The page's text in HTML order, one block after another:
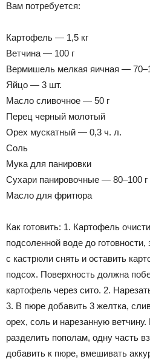
Вам потребуется:
Картофель — 1,5 кг
Ветчина — 100 г
Вермишель мелкая яичная —
Яйцо — 3 шт.
Масло сливочное — 50 г
Перец черный молотый
Орех мускатный — 0,3 ч. л.
Соль
Мука для панировки
Сухари панировочные — 80–100 г
Масло для фритюра
Как готовить: 1. Картофель
подсоленной воде до
с кастрюли снять и оставить
подсох. Поверхность должна
картофель через сито. 2.
3. В пюре добавить 3 желтка,
орех, соль и нарезанную
разделить пополам, одну часть
добавить к пюре, вмешивать